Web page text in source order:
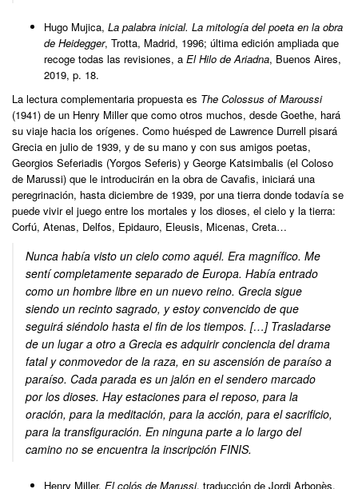
Hugo Mujica, La palabra inicial. La mitología del poeta en la obra
de Heidegger, Trotta, Madrid, 1996; última edición ampliada que
recoge todas las revisiones, a El Hilo de Ariadna, Buenos Aires,
2019, p. 18.
La lectura complementaria propuesta es The Colossus of Maroussi
(1941) de un Henry Miller que como otros muchos, desde Goethe, hará
su viaje hacia los orígenes. Como huésped de Lawrence Durrell pisará
Grecia en julio de 1939, y de su mano y con sus amigos poetas,
Georgios Seferiadis (Yorgos Seferis) y George Katsimbalis (el Coloso
de Marussi) que le introducirán en la obra de Cavafis, iniciará una
peregrinación, hasta diciembre de 1939, por una tierra donde todavía se
puede vivir el juego entre los mortales y los dioses, el cielo y la tierra:
Corfú, Atenas, Delfos, Epidauro, Eleusis, Micenas, Creta…
Nunca había visto un cielo como aquél. Era magnífico. Me
sentí completamente separado de Europa. Había entrado
como un hombre libre en un nuevo reino. Grecia sigue
siendo un recinto sagrado, y estoy convencido de que
seguirá siéndolo hasta el fin de los tiempos. […] Trasladarse
de un lugar a otro a Grecia es adquirir conciencia del drama
fatal y conmovedor de la raza, en su ascensión de paraíso a
paraíso. Cada parada es un jalón en el sendero marcado
por los dioses. Hay estaciones para el reposo, para la
oración, para la meditación, para la acción, para el sacrificio,
para la transfiguración. En ninguna parte a lo largo del
camino no se encuentra la inscripción FINIS.
Henry Miller, El colós de Marussi, traducción de Jordi Arbonès,